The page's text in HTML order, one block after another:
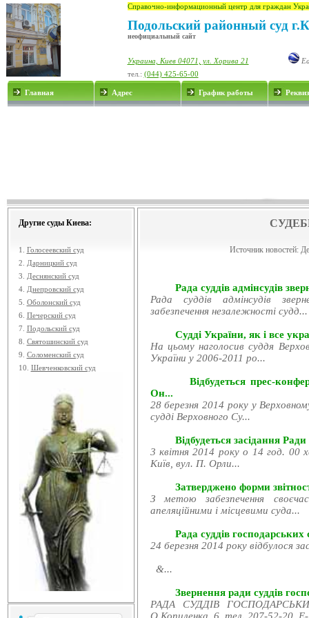
Справочно-информационный центр для граждан
Подольский районный суд
неофициальный сайт
Украина, Киев 04071, ул. Хорива 21
тел.: (044) 425-65-00
Главная Адрес График работы
Другие суды Киева:
1. Голосеевский суд
2.
Дарницкий суд
3.
Деснянский суд
4. Днепровский суд
5. Оболонский суд
6. Печерский суд
7. Подольский суд
8. Святошинский суд
9. Соломенский суд
10. Шевченковский суд
Источник новостей:
Рада суддів адмінсудів
Рада суддів адмінсудів
забезпечення незалежності судд...
Судді України, як і все
На цьому наголосив суддя
України у 2006-2011 ро...
Відбудеться прес-
Он...
28 березня 2014 року у
судді Верховного Су...
Відбудеться засідання
3 квітня 2014 року о 14 год. 00
Київ, вул. П. Орли...
Затверджено форми
З метою забезпечення
апеляційними і місцевими суда...
Рада суддів господарських
24 березня 2014 року відбулося
&...
Звернення ради суддів
РАДА СУДДІВ